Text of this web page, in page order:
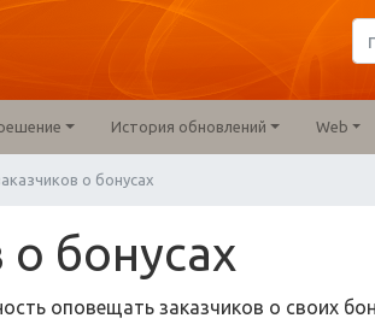
История обновлений Web
о бонусах
бонусах
оповещать заказчиков о своих